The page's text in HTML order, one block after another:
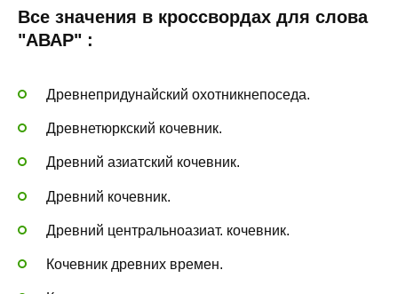
Все значения в кроссвордах для слова
"АВАР" :
Древнепридунайский охотникнепоседа.
Древнетюркский кочевник.
Древний азиатский кочевник.
Древний кочевник.
Древний центральноазиат. кочевник.
Кочевник древних времен.